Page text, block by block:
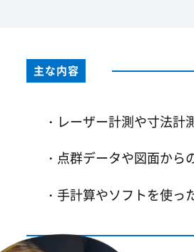
主な内容
・レーザー計測や寸法計
・点群データや図面から
・手計算やソフトを使っ